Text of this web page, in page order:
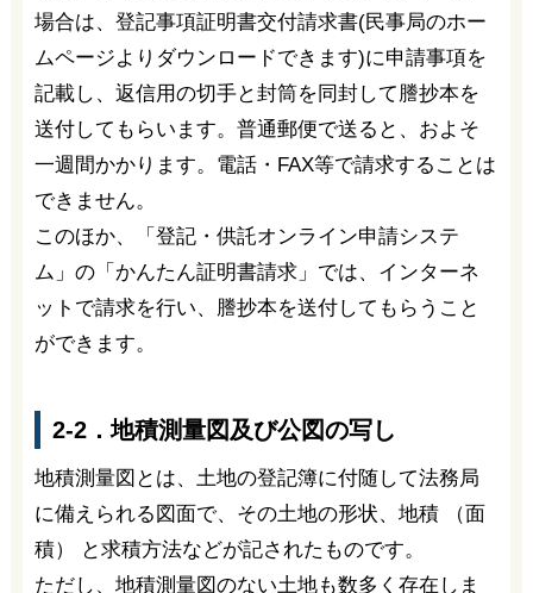
場合は、登記事項証明書交付請求書(民事局のホー
ムページよりダウンロードできます)に申請事項を
記載し、返信用の切手と封筒を同封して謄抄本を
送付してもらいます。普通郵便で送ると、およそ
一週間かかります。電話・FAX等で請求することは
できません。
このほか、「登記・供託オンライン申請システ
ム」の「かんたん証明書請求」では、インターネ
ットで請求を行い、謄抄本を送付してもらうこと
ができます。
2-2．地積測量図及び公図の写し
地積測量図とは、土地の登記簿に付随して法務局
に備えられる図面で、その土地の形状、地積 （面
積） と求積方法などが記されたものです。
ただし、地積測量図のない土地も数多く存在しま